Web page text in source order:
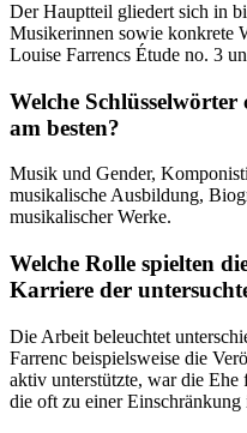
Der Hauptteil gliedert sich in
Musikerinnen sowie konkrete
Louise Farrencs Étude no. 3
Welche
am besten?
Musik und Gender,
musikalische Ausbildung,
musikalischer Werke.
Welche Rolle spielten
Karriere der
Die Arbeit beleuchtet
Farrenc beispielsweise die
aktiv unterstützte, war die Ehe
die oft zu einer